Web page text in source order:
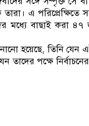
এ পরিপ্রেক্ষিতে
মধ্যে বাছাই করা
হয়েছে, তিনি যেন
তাদের পক্ষে